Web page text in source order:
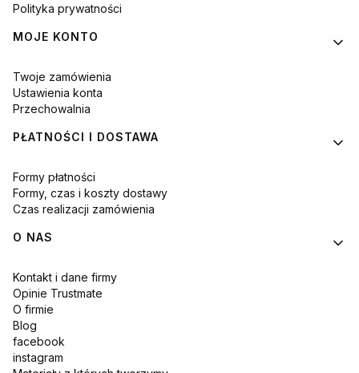
Polityka prywatności
MOJE KONTO
Twoje zamówienia
Ustawienia konta
Przechowalnia
PŁATNOŚCI I DOSTAWA
Formy płatności
Formy, czas i koszty dostawy
Czas realizacji zamówienia
O NAS
Kontakt i dane firmy
Opinie Trustmate
O firmie
Blog
facebook
instagram